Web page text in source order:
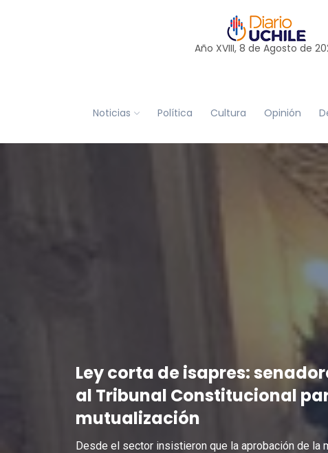
Año XVIII, 8 de Agosto de
Noticias Política Cultura Opinión
Ley corta de isapres:
al Tribunal Constitucional
mutualización
Desde el sector insistieron que la aprobación de